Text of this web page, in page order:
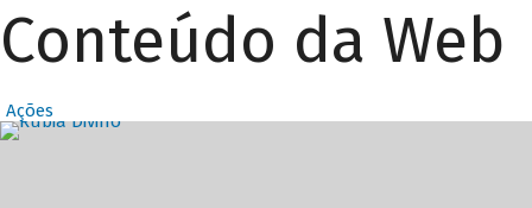
Conteúdo da Web
Ações
Destaques